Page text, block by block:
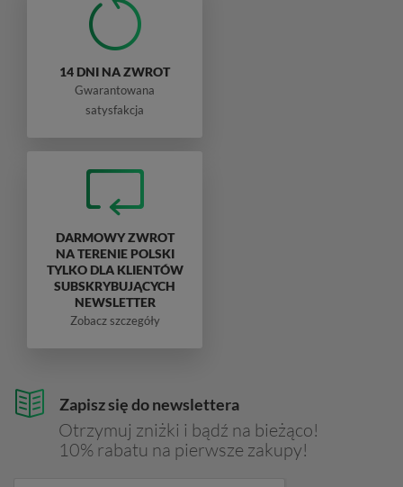
Zapisz się do newslettera
Otrzymuj zniżki i bądź na bieżąco!
10% rabatu na pierwsze zakupy!
14 DNI NA ZWROT
Gwarantowana
satysfakcja
DARMOWY ZWROT
NA TERENIE POLSKI
TYLKO DLA KLIENTÓW
SUBSKRYBUJĄCYCH
NEWSLETTER
Zobacz szczegóły